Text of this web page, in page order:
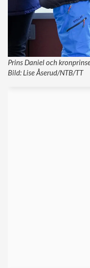
Prins Daniel och
Bild: Lise Åserud/NTB/TT